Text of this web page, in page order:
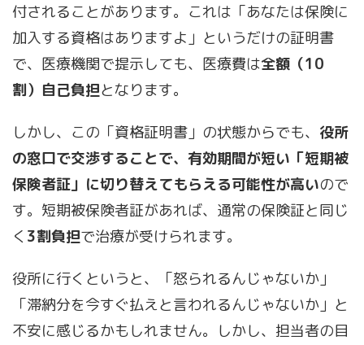
付されることがあります。これは「あなたは保険に
加入する資格はありますよ」というだけの証明書
で、医療機関で提示しても、医療費は全額（10
割）自己負担となります。
しかし、この「資格証明書」の状態からでも、 役所
の窓口で交渉することで、有効期間が短い「短期被
保険者証」に切り替えてもらえる可能性が高いので
す。短期被保険者証があれば、通常の保険証と同じ
く 3割負担で治療が受けられます。
役所に行くというと、「怒られるんじゃないか」
「滞納分を今すぐ払えと言われるんじゃないか」と
不安に感じるかもしれません。しかし、担当者の目